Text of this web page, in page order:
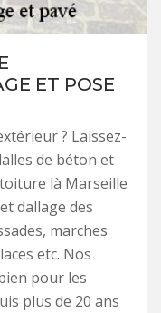
ET POSE
? Laissez-
de béton et
là Marseille
dallage des
marches
etc. Nos
pour les
plus de 20 ans